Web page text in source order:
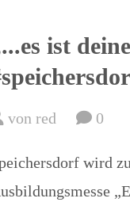
ist
von red 0
wird